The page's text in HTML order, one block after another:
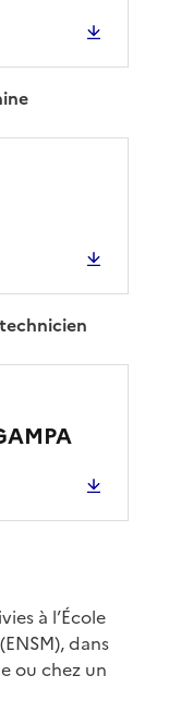
à l’École
dans
ou chez un